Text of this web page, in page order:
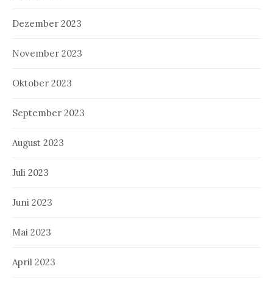
Dezember 2023
November 2023
Oktober 2023
September 2023
August 2023
Juli 2023
Juni 2023
Mai 2023
April 2023